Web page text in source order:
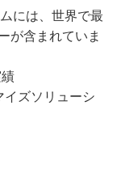
には、世界で最
が含まれていま
イズソリューシ